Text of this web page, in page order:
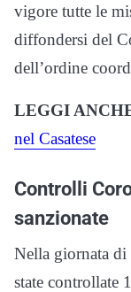
vigore tutte le
diffondersi del
dell’ordine
LEGGI
nel Casatese
Controlli
sanzionate
Nella giornata
state controllate